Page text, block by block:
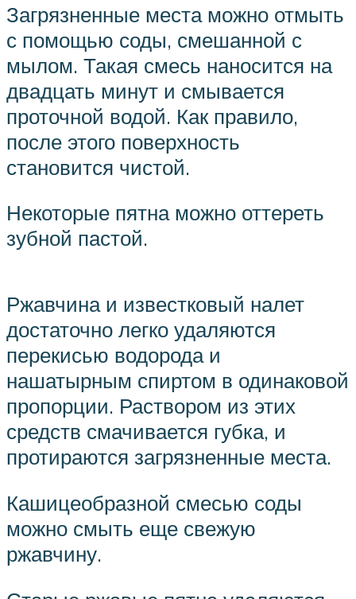
Загрязненные места можно отмыть
с помощью соды, смешанной с
мылом. Такая смесь наносится на
двадцать минут и смывается
проточной водой. Как правило,
после этого поверхность
становится чистой.
Некоторые пятна можно оттереть
зубной пастой.
Ржавчина и известковый налет
достаточно легко удаляются
перекисью водорода и
нашатырным спиртом в одинаковой
пропорции. Раствором из этих
средств смачивается губка, и
протираются загрязненные места.
Кашицеобразной смесью соды
можно смыть еще свежую
ржавчину.